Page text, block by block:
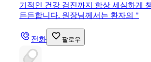
기적인 건강 검진까지 항상 세심하게
든든합니다. 원장님께서는 환자의 "
전화 팔로우